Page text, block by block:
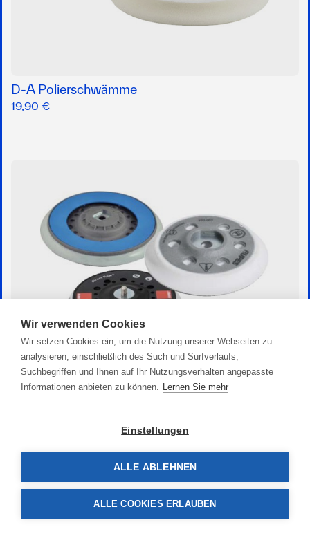
D-A Polierschwämme
19,90 €
Zubehör Stützteller
Wir verwenden Cookies
Wir setzen Cookies ein, um die Nutzung unserer Webseiten zu
analysieren, einschließlich des Such und Surfverlaufs,
Suchbegriffen und Ihnen auf Ihr Nutzungsverhalten angepasste
Informationen anbieten zu können. Lernen Sie mehr
Einstellungen
ALLE ABLEHNEN
ALLE COOKIES ERLAUBEN